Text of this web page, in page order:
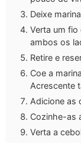
Deixe
Verta um fio
ambos os
Retire e
Coe a
Acrescente
Adicione as
Cozinhe-as
Verta a